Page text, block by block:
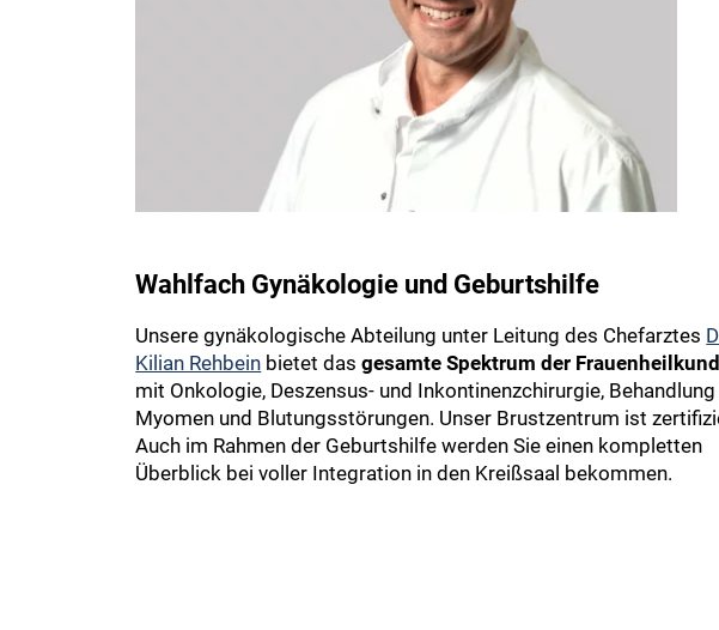
Wahlfach Gynäkologie und Geburtshilfe
Unsere gynäkologische Abteilung unter Leitung des Chefarztes
Kilian Rehbein bietet dasgesamte Spektrum der
mit Onkologie, Deszensus- und Inkontinenzchirurgie,
Myomen und Blutungsstörungen. Unser Brustzentrum ist
Auch im Rahmen der Geburtshilfe werden Sie einen kompletten
Überblick bei voller Integration in den Kreißsaal bekommen.